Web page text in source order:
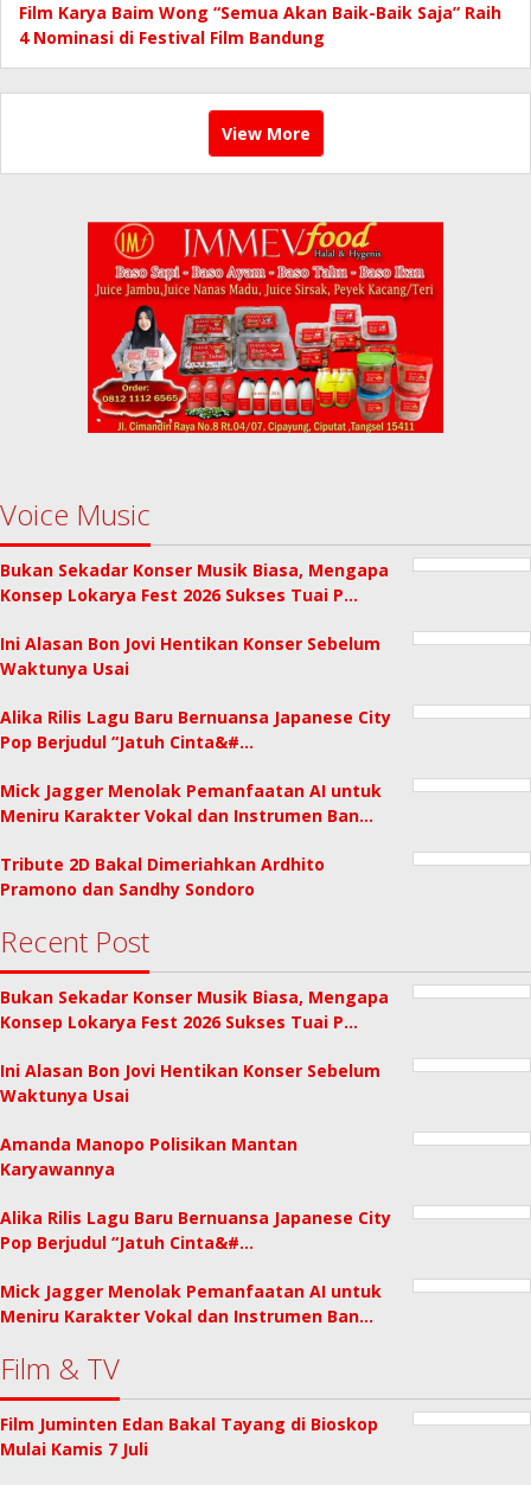
Film Karya Baim Wong “Semua Akan Baik-Baik Saja” Raih
4 Nominasi di Festival Film Bandung
View More
Voice Music
Bukan Sekadar Konser Musik Biasa, Mengapa
Konsep Lokarya Fest 2026 Sukses Tuai P…
Ini Alasan Bon Jovi Hentikan Konser Sebelum
Waktunya Usai
Alika Rilis Lagu Baru Bernuansa Japanese City
Pop Berjudul “Jatuh Cinta&#…
Mick Jagger Menolak Pemanfaatan AI untuk
Meniru Karakter Vokal dan Instrumen Ban…
Tribute 2D Bakal Dimeriahkan Ardhito
Pramono dan Sandhy Sondoro
Recent Post
Bukan Sekadar Konser Musik Biasa, Mengapa
Konsep Lokarya Fest 2026 Sukses Tuai P…
Ini Alasan Bon Jovi Hentikan Konser Sebelum
Waktunya Usai
Amanda Manopo Polisikan Mantan
Karyawannya
Alika Rilis Lagu Baru Bernuansa Japanese City
Pop Berjudul “Jatuh Cinta&#…
Mick Jagger Menolak Pemanfaatan AI untuk
Meniru Karakter Vokal dan Instrumen Ban…
Film & TV
Film Juminten Edan Bakal Tayang di Bioskop
Mulai Kamis 7 Juli